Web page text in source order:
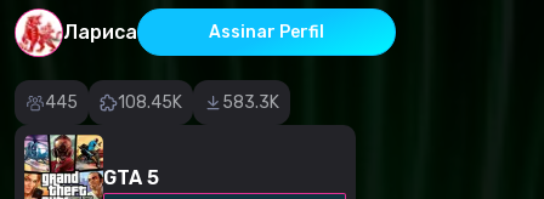
Лариса Assinar Perfil
445 108.45K 583.3K
GTA 5